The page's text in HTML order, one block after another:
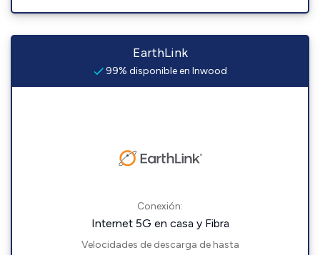
EarthLink
99% disponible en Inwood
Conexión:
Internet 5G en casa y Fibra
Velocidades de descarga de hasta